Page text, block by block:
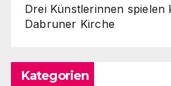
Drei Künstlerinnen spielen
Dabruner Kirche
Kategorien